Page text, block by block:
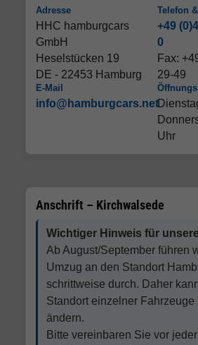
Adresse
HHC hamburgcars
GmbH
Heselstücken 19
DE - 22453 Hamburg
Telefon
+49
0
Fax:
29-49
E-Mail
info@hamburgcars.net
Uhr
Anschrift – Kirchwalsede
Wichtiger Hinweis für
Ab August/September führen
Umzug an den Standort
schrittweise durch. Daher
Standort einzelner Fahrzeuge
ändern.
Bitte vereinbaren Sie vor